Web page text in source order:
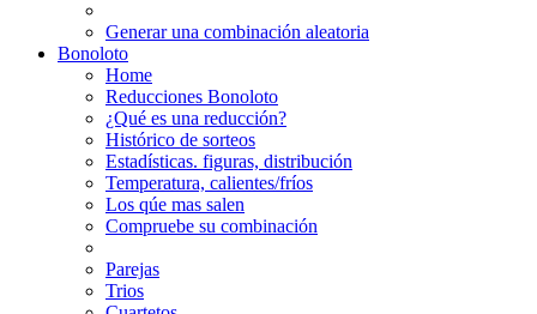
Generar una combinación aleatoria
Bonoloto
Home
Reducciones Bonoloto
¿Qué es una reducción?
Histórico de sorteos
Estadísticas. figuras, distribución
Temperatura, calientes/fríos
Los qúe mas salen
Compruebe su combinación
Parejas
Trios